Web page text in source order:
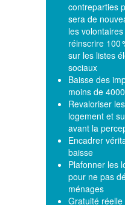
contreparties
sera de
les
réinscrire 100
sur les listes
sociaux
Baisse des
moins de
Revaloriser
logement et
avant la
Encadrer
baisse
Plafonner les
pour ne pas
ménages
Gratuité réelle